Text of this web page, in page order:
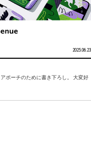
2025.06.23
ポーチのために書き下ろし。 大変好